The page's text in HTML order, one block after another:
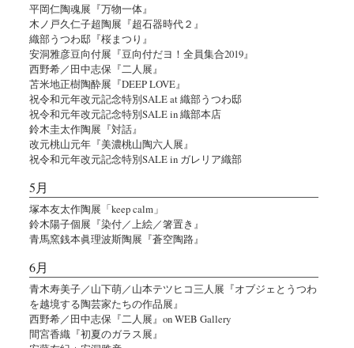
平岡仁陶魂展『万物一体』
木ノ戸久仁子超陶展『超石器時代２』
織部うつわ邸『桜まつり』
安洞雅彦豆向付展『豆向付だヨ！全員集合2019』
西野希／田中志保『二人展』
苫米地正樹陶酔展『DEEP LOVE』
祝令和元年改元記念特別SALE at 織部うつわ邸
祝令和元年改元記念特別SALE in 織部本店
鈴木圭太作陶展『対話』
改元桃山元年『美濃桃山陶六人展』
祝令和元年改元記念特別SALE in ガレリア織部
5月
塚本友太作陶展「keep calm」
鈴木陽子個展『染付／上絵／箸置き』
青馬窯銭本眞理波斯陶展『蒼空陶路』
6月
青木寿美子／山下萌／山本テツヒコ三人展『オブジェとうつわ
を越境する陶芸家たちの作品展』
西野希／田中志保『二人展』on WEB Gallery
間宮香織『初夏のガラス展』